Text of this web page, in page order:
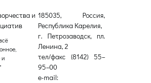
и
и
185035, Россия,
Республика Карелия,
г. Петрозаводск, пл.
Ленина, 2
тел/факс (8142) 55–
95–00
e-mail: